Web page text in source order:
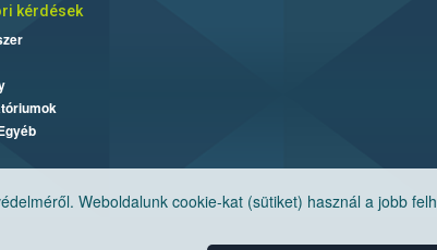
Weboldalunk cookie-kat (sütiket) használ a jobb
kérdések